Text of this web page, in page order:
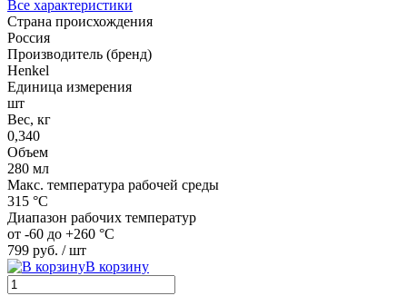
Все характеристики
Страна происхождения
Россия
Производитель (бренд)
Henkel
Единица измерения
шт
Вес, кг
0,340
Объем
280 мл
Макс. температура рабочей среды
315 °C
Диапазон рабочих температур
от -60 до +260 °C
799 руб. / шт
В корзину